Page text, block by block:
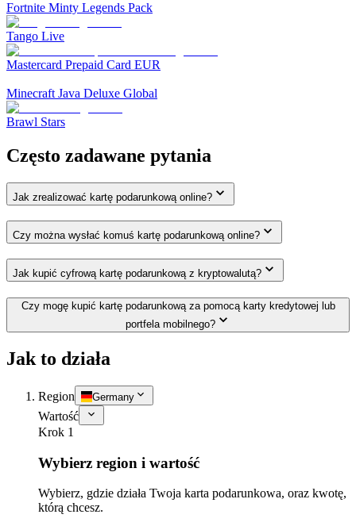
Fortnite Minty Legends Pack
Tango Live
Mastercard Prepaid Card EUR
Minecraft Java Deluxe Global
Brawl Stars
Często zadawane pytania
Jak zrealizować kartę podarunkową online?
Czy można wysłać komuś kartę podarunkową online?
Jak kupić cyfrową kartę podarunkową z kryptowalutą?
Czy mogę kupić kartę podarunkową za pomocą karty kredytowej lub
portfela mobilnego?
Jak to działa
Region Germany
Wartość
Krok 1
Wybierz region i wartość
Wybierz, gdzie działa Twoja karta podarunkowa, oraz kwotę,
którą chcesz.